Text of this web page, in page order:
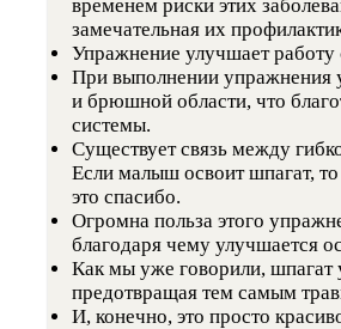
временем риски этих
замечательная их
Упражнение улучшает работу
При выполнении упражнения
и брюшной области, что
системы.
Существует связь между
Если малыш освоит шпагат,
это спасибо.
Огромна польза этого
благодаря чему улучшается
Как мы уже говорили,
предотвращая тем самым
И, конечно, это просто